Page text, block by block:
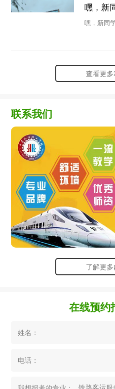
主任何欣
议。...
嘿，新同
查看更
联系我们
了解更
在线预约
姓名：
电话：